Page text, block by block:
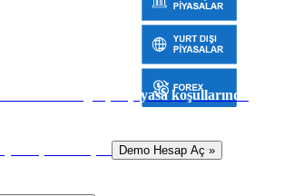
almadan gerçek piyasa koşullarında
Demo Hesap Aç »